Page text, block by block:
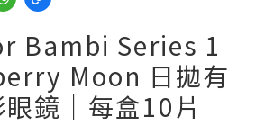
Bambi Series 1
Moon 日拋有
鏡｜每盒10片